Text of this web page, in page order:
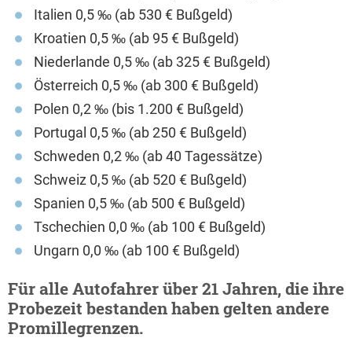
Italien 0,5 ‰ (ab 530 € Bußgeld)
Kroatien 0,5 ‰ (ab 95 € Bußgeld)
Niederlande 0,5 ‰ (ab 325 € Bußgeld)
Österreich 0,5 ‰ (ab 300 € Bußgeld)
Polen 0,2 ‰ (bis 1.200 € Bußgeld)
Portugal 0,5 ‰ (ab 250 € Bußgeld)
Schweden 0,2 ‰ (ab 40 Tagessätze)
Schweiz 0,5 ‰ (ab 520 € Bußgeld)
Spanien 0,5 ‰ (ab 500 € Bußgeld)
Tschechien 0,0 ‰ (ab 100 € Bußgeld)
Ungarn 0,0 ‰ (ab 100 € Bußgeld)
Für alle Autofahrer über 21 Jahren, die ihre
Probezeit bestanden haben gelten andere
Promillegrenzen.